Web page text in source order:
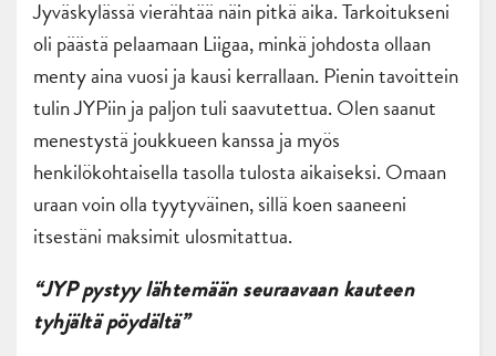
Jyväskylässä vierähtää näin pitkä aika. Tarkoitukseni
oli päästä pelaamaan Liigaa, minkä johdosta ollaan
menty aina vuosi ja kausi kerrallaan. Pienin tavoittein
tulin JYPiin ja paljon tuli saavutettua. Olen saanut
menestystä joukkueen kanssa ja myös
henkilökohtaisella tasolla tulosta aikaiseksi. Omaan
uraan voin olla tyytyväinen, sillä koen saaneeni
itsestäni maksimit ulosmitattua.
“JYP pystyy lähtemään seuraavaan kauteen
tyhjältä pöydältä”